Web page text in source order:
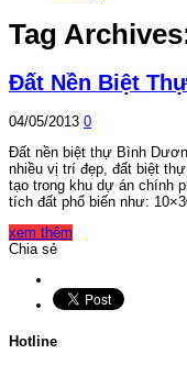
Tag
Đất Nền Biệt
04/05/2013 0
Đất nền biệt thự Bình
nhiều vị trí đẹp, đất biệt
tạo trong khu dự án chính
tích đất phổ biến như:
xem thêm
Chia sẻ
Hotline